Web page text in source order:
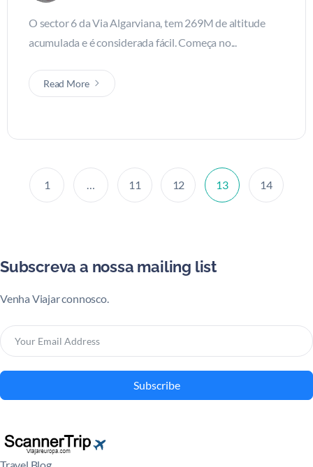
O sector 6 da Via Algarviana, tem 269M de altitude
acumulada e é considerada fácil. Começa no...
Read More
1 11 12 13 14
Subscreva a nossa mailing list
Venha Viajar connosco.
Subscribe
Travel Blog